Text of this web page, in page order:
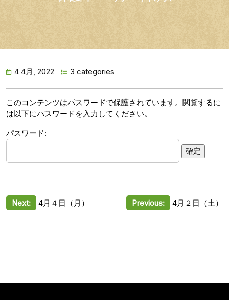
4 4月, 2022 3 categories
このコンテンツはパスワードで保護されています。閲覧するに
は以下にパスワードを入力してください。
パスワード:
投
ー
Previous: 4月２日（土）
Next: 4月４日（月）